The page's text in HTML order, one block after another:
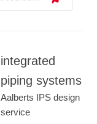
integrated
piping systems
Aalberts IPS design
service